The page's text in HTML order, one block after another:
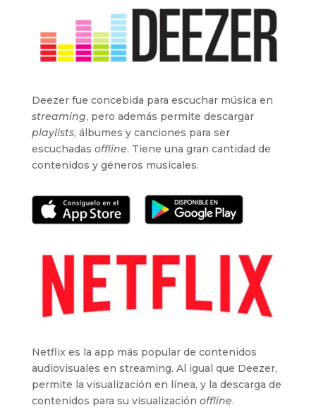
Deezer fue concebida para escuchar música en
streaming, pero además permite descargar
playlists, álbumes y canciones para ser
escuchadas offline. Tiene una gran cantidad de
contenidos y géneros musicales.
Netflix es la app más popular de contenidos
audiovisuales en streaming. Al igual que Deezer,
permite la visualización en línea, y la descarga de
contenidos para su visualización offline.